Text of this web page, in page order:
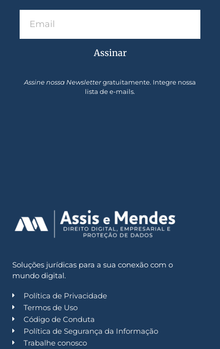
Assinar
Assine nossa Newslettergratuitamente. Integre nossa
lista de e-mails.
Soluções jurídicas para a sua conexão com o
mundo digital.
Política de Privacidade
Termos de Uso
Código de Conduta
Política de Segurança da Informação
Trabalhe conosco